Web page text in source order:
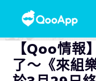
【Qoo情報
了～《來組